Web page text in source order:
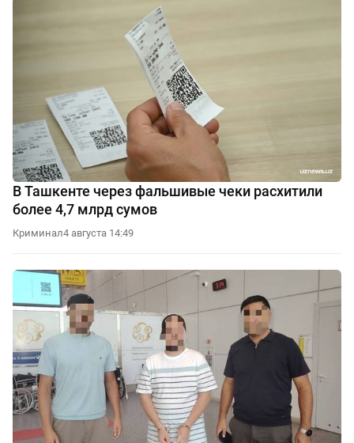
В Ташкенте через фальшивые чеки расхитили
более 4,7 млрд сумов
Криминал4 августа 14:49